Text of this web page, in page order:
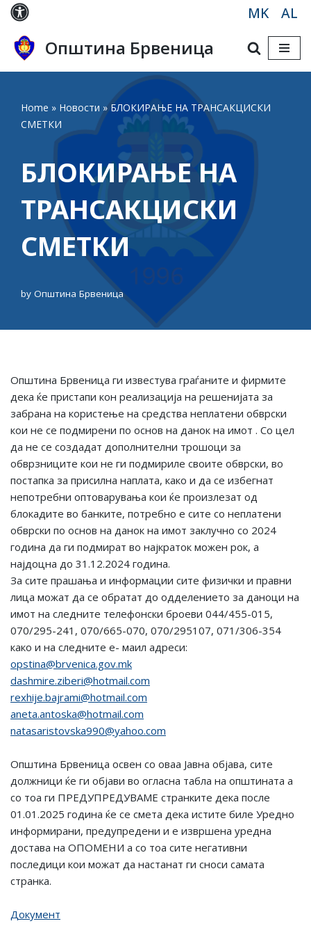
Skip
to
content
MK AL
Општина Брвеница
Home » Новости »БЛОКИРАЊЕ НА ТРАНСАКЦИСКИ
СМЕТКИ
БЛОКИРАЊЕ НА
ТРАНСАКЦИСКИ
СМЕТКИ
by Општина Брвеница
Општина Брвеница ги известува граѓаните и фирмите
дека ќе пристапи кон реализација на решенијата за
забрана на користење на средства неплатени обврски
кои не се подмирени по основ на данок на имот . Со цел
да не се создадат дополнителни трошоци за
обврзниците кои не ги подмириле своите обврски, во
постапка за присилна наплата, како и да се избегнат
непотребни оптоварувања кои ќе произлезат од
блокадите во банките, потребно е сите со неплатени
обврски по основ на данок на имот заклучно со 2024
година да ги подмират во најкраток можен рок, а
најдоцна до 31.12.2024 година.
За сите прашања и информации сите физички и правни
лица можат да се обратат до одделението за даноци на
имот на следните телефонски броеви 044/455-015,
070/295-241, 070/665-070, 070/295107, 071/306-354
како и на следните е- маил адреси:
opstina@brvenica.gov.mk
dashmire.ziberi@hotmail.com
rexhije.bajrami@hotmail.com
aneta.antoska@hotmail.com
natasaristovska990@yahoo.com
Општина Брвеница освен со оваа Јавна објава, сите
должници ќе ги објави во огласна табла на општината а
со тоа ги ПРЕДУПРЕДУВАМЕ странките дека после
01.01.2025 година ќе се смета дека истите биле Уредно
информирани, предупредени и е извршена уредна
достава на ОПОМЕНИ а со тоа сите негативни
последици кои можат да настанат ги сноси самата
странка.
Документ